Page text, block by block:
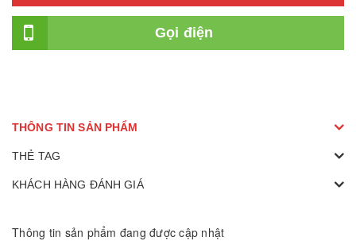
Gọi điện
THÔNG TIN SẢN PHẨM
THẺ TAG
KHÁCH HÀNG ĐÁNH GIÁ
Thông tin sản phẩm đang được cập nhật